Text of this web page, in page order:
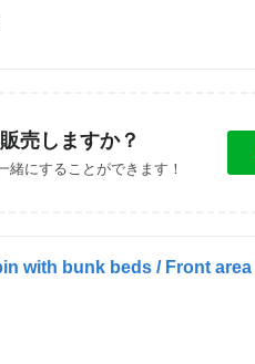
売しますか？
緒にすることができます！
with bunk beds / Front